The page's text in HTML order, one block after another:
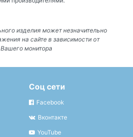
изделия может незначительно
на сайте в зависимости от
монитора
Соц сети
Facebook
Вконтакте
YouTube